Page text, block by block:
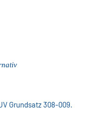
Grundsatz 308-009.